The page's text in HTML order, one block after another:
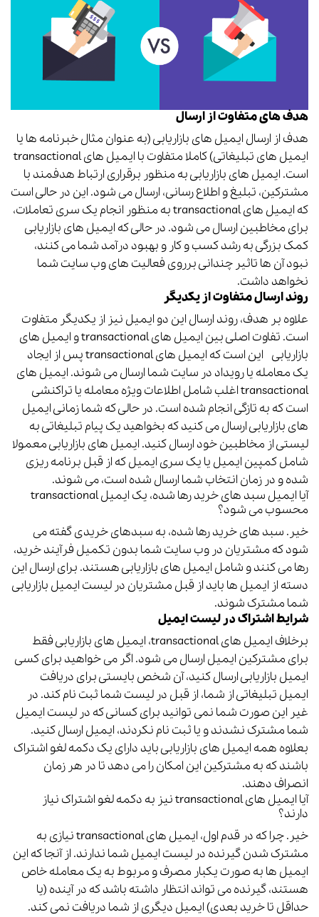
هدف های متفاوت از ارسال
هدف از ارسال ایمیل های بازاریابی (به عنوان مثال خبرنامه ها یا
ایمیل های تبلیغاتی) کاملا متفاوت با ایمیل های transactional
است. ایمیل های بازاریابی به منظور برقراری ارتباط هدفمند با
مشترکین، تبلیغ و اطلاع رسانی، ارسال می شود. این در حالی است
که ایمیل های transactional به منظور انجام یک سری تعاملات،
برای مخاطبین ارسال می شود. در حالی که ایمیل های بازاریابی
کمک بزرگی به رشد کسب و کار و بهبود درآمد شما می کنند،
نبود آن ها تاثیر چندانی برروی فعالیت های وب سایت شما
نخواهد داشت.
روند ارسال متفاوت از یکدیگر
علاوه بر هدف، روند ارسال این دو ایمیل نیز از یکدیگر متفاوت
است.
تفاوت اصلی بین ایمیل های transactional و ایمیل های
بازاریابی این است که ایمیل های transactional پس از ایجاد
یک معامله یا رویداد در سایت شما ارسال می شوند. ایمیل های
transactional اغلب شامل اطلاعات ویژه معامله یا تراکنشی
است که به تازگی انجام شده است. در حالی که شما زمانی ایمیل
های بازاریابی ارسال می کنید که بخواهید یک پیام تبلیغاتی به
لیستی از مخاطبین خود ارسال کنید. ایمیل های بازاریابی معمولا
شامل کمپین ایمیل یا یک سری ایمیل که از قبل برنامه ریزی
شده و در زمان انتخاب شما ارسال شده است، می شوند.
آیا ایمیل سبد های خرید رها شده، یک ایمیل transactional
محسوب می شود؟
خیر. سبد های خرید رها شده، به سبدهای خریدی گفته می
شود که مشتریان در وب سایت شما بدون تکمیل فرآیند خرید،
رها می کنند و شامل ایمیل های بازاریابی هستند. برای ارسال این
دسته از ایمیل ها باید از قبل مشتریان در لیست ایمیل بازاریابی
شما مشترک شوند.
شرایط اشتراک در لیست ایمیل
برخلاف ایمیل های transactional، ایمیل های بازاریابی فقط
برای مشترکین ایمیل ارسال می شود. اگر می خواهید برای کسی
ایمیل بازاریابی ارسال کنید، آن شخص بایستی برای دریافت
ایمیل تبلیغاتی از شما، از قبل در لیست شما ثبت نام کند. در
غیر این صورت شما نمی توانید برای کسانی که در لیست ایمیل
شما مشترک نشدند و یا ثبت نام نکردند، ایمیل ارسال کنید.
بعلاوه همه ایمیل های بازاریابی باید دارای یک دکمه لغو اشتراک
باشند که به مشترکین این امکان را می دهد تا در هر زمان
انصراف دهند.
آیا ایمیل های transactional نیز به دکمه لغو اشتراک نیاز
دارند؟
خیر.
چرا که در قدم اول، ایمیل های transactional نیازی به
مشترک شدن گیرنده در لیست ایمیل شما ندارند. از آنجا که این
ایمیل ها به صورت یکبار مصرف و مربوط به یک معامله خاص
هستند، گیرنده می تواند انتظار داشته باشد که در آینده (یا
حداقل تا خرید بعدی) ایمیل دیگری از شما دریافت نمی کند.